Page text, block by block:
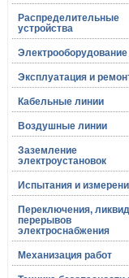
Распределительные
устройства
Эксплуатация и
Кабельные линии
Воздушные линии
Заземление
электроустановок
Испытания и
Переключения,
перерывов
электроснабжения
Механизация работ